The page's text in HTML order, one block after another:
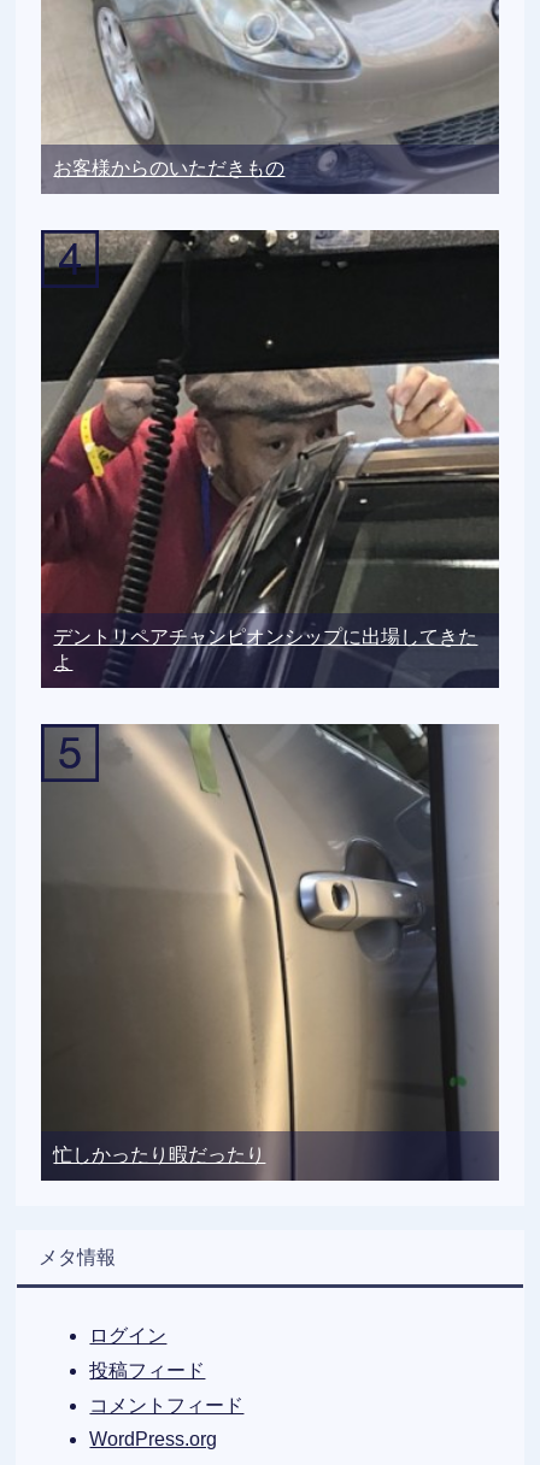
お客様からのいただきもの
デントリペアチャンピオンシップに出場してきた
よ
忙しかったり暇だったり
メタ情報
ログイン
投稿フィード
コメントフィード
WordPress.org